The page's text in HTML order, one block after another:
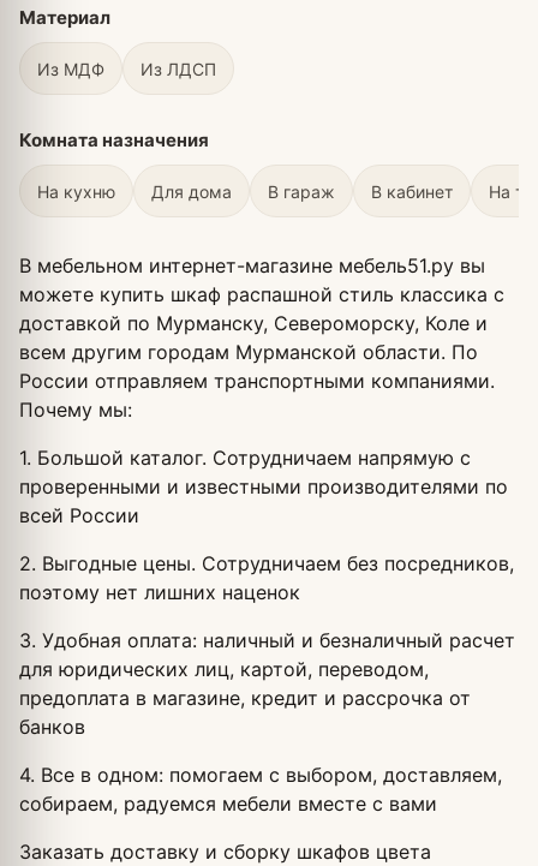
Материал
Из МДФ Из ЛДСП
Комната назначения
На кухню Для дома В гараж В кабинет На
В мебельном интернет-магазине мебель51.ру вы
можете купить шкаф распашной стиль классика с
доставкой по Мурманску, Североморску, Коле и
всем другим городам Мурманской области. По
России отправляем транспортными компаниями.
Почему мы:
1. Большой каталог. Сотрудничаем напрямую с
проверенными и известными производителями по
всей России
2. Выгодные цены. Сотрудничаем без посредников,
поэтому нет лишних наценок
3. Удобная оплата: наличный и безналичный расчет
для юридических лиц, картой, переводом,
предоплата в магазине, кредит и рассрочка от
банков
4. Все в одном: помогаем с выбором, доставляем,
собираем, радуемся мебели вместе с вами
Заказать доставку и сборку шкафов цвета